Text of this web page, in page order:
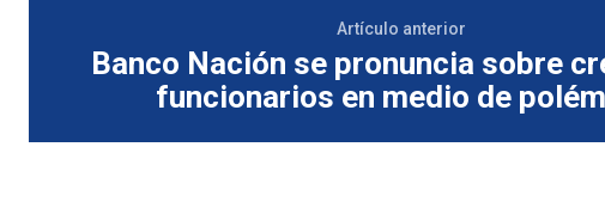
Artículo anterior
Banco Nación se pronuncia sobre
funcionarios en medio de